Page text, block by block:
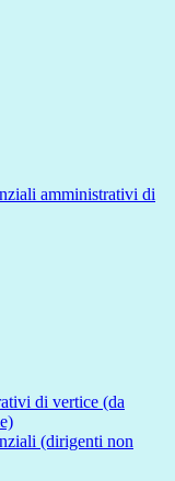
amministrativi di
di vertice (da
(dirigenti non